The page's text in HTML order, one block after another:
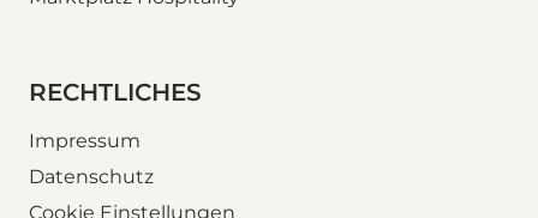
RECHTLICHES
Impressum
Datenschutz
Cookie Einstellungen